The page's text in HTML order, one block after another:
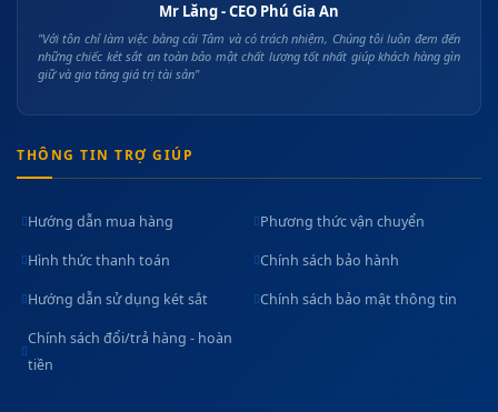
Mr Lăng - CEO Phú Gia An
"Với tôn chỉ làm việc bằng cái Tâm và có trách nhiệm, Chúng tôi luôn đem đến
những chiếc két sắt an toàn bảo mật chất lượng tốt nhất giúp khách hàng gìn
giữ và gia tăng giá trị tài sản"
THÔNG TIN TRỢ GIÚP
Hướng dẫn mua hàng Phương thức vận chuyển
Hình thức thanh toán Chính sách bảo hành
Hướng dẫn sử dụng két sắt Chính sách bảo mật thông tin
Chính sách đổi/trả hàng - hoàn
tiền